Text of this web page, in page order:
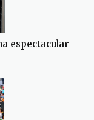
espectacular